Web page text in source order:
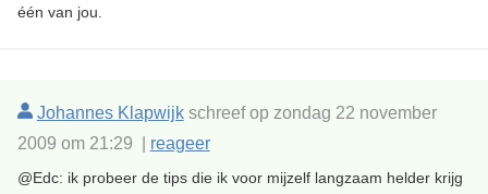
één van jou.
Johannes Klapwijkschreef op zondag 22 november
2009 om 21:29 | reageer
@Edc: ik probeer de tips die ik voor mijzelf langzaam helder krijg